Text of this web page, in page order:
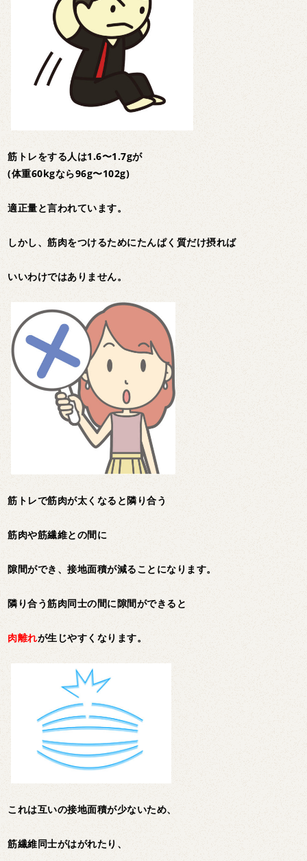
筋トレをする人は1.6〜1.7gが
(体重60kgなら96g〜102g)
適正量と言われています。
しかし、筋肉をつけるためにたんぱく質だけ摂れば
いいわけではありません。
筋トレで筋肉が太くなると隣り合う
筋肉や筋繊維との間に
隙間ができ、接地面積が減ることになります。
隣り合う筋肉同士の間に隙間ができると
肉離れが生じやすくなります。
これは互いの接地面積が少ないため、
筋繊維同士がはがれたり、